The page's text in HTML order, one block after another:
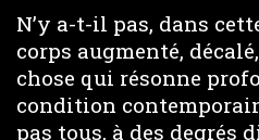
N’y a-t-il pas, dans
corps augmenté,
chose qui résonne
condition
pas tous, à des degrés